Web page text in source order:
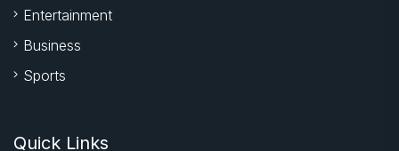
Entertainment
Business
Sports
Quick Links